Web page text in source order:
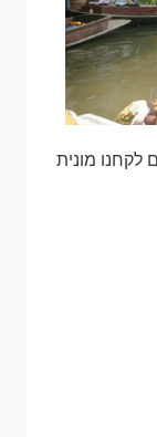
לקחנו מונית